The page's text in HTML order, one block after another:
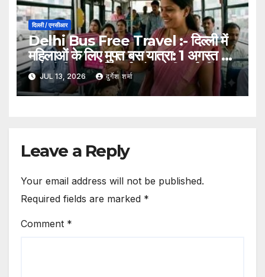
दिल्ली / एनसीआर
Delhi Bus Free Travel :- दिल्ली में
महिलाओं के लिए मुफ्त बस यात्रा: 1 अगस्त से
‘सहेली पिंक स्मार्ट कार्ड’ होगा अनिवार्य, पिंक
टिकट बंद होंगे
JUL 13, 2026 दुर्गेश शर्मा
Leave a Reply
Your email address will not be published.
Required fields are marked *
Comment *